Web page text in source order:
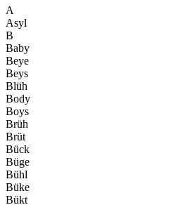
A
Asyl
B
Baby
Beye
Beys
Blüh
Body
Boys
Brüh
Brüt
Bück
Büge
Bühl
Büke
Bükt